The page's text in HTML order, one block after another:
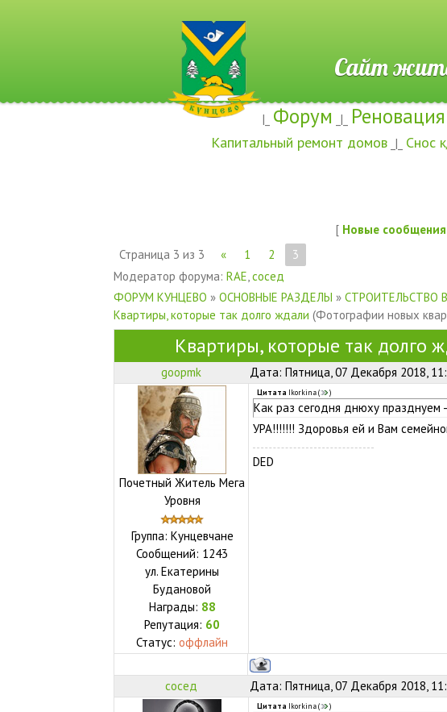
Сайт
|_ Форум _|_ Реновация
Капитальный ремонт домов _|_ Снос
[ Новые сообщения
Страница 3 из 3 « 1 2
3
Модератор форума: RAE сосед
ФОРУМ КУНЦЕВО » ОСНОВНЫЕ РАЗДЕЛЫ » СТРОИТЕЛЬСТВО
Квартиры, которые так долго ждали (Фотографии новых
Квартиры, которые так долго
goopmk Дата: Пятница, 07 Декабря 2018,
Почетный Житель Мега
Уровня
Группа: Кунцевчане
Сообщений: 1243
ул.Екатерины
Будановой
Награды: 88
Репутация: 60
Статус:оффлайн
Цитата Ikorkina( )
Как раз сегодня днюху празднуем
УРА!!!!!!! Здоровья ей и Вам
DED
сосед Дата: Пятница, 07 Декабря 2018,
Цитата Ikorkina( )